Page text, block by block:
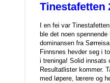
Tinestafetten
I en fei var
ble det noen
dominansen fra
Finnsnes hevder seg i
i treninga! Solid innsats
Resultatlister kommer.
med løpere, lærere og